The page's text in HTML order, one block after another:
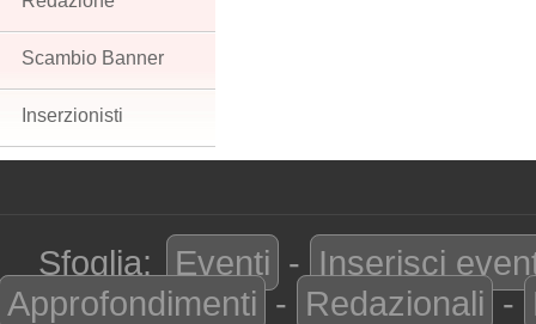
Scambio Banner
Inserzionisti
Sfoglia: Eventi - Inserisci
Approfondimenti - Redazionali -